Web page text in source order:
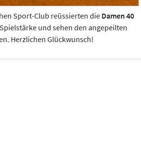
Sport-Club reüssierten die Damen 40
und sehen den angepeilten
Herzlichen Glückwunsch!